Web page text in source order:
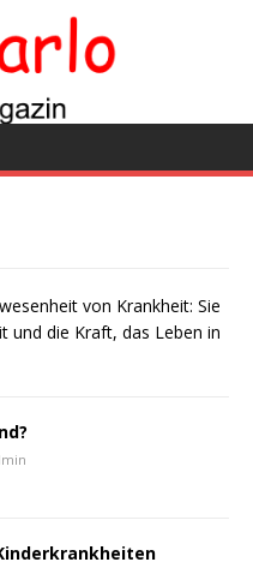
von Krankheit: Sie
und die Kraft, das Leben in